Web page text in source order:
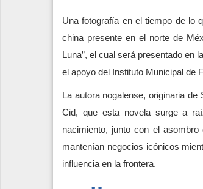
Una fotografía en el tiempo de lo
china presente en el norte de
Luna”, el cual será presentado en
el apoyo del Instituto Municipal de
La autora nogalense, originaria
Cid, que esta novela surge a
nacimiento, junto con el
mantenían negocios icónicos
influencia en la frontera.